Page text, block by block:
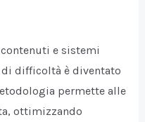
e sistemi
difficoltà è diventato
permette alle
ottimizzando